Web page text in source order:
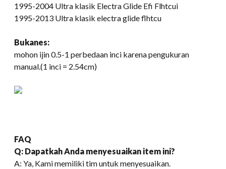
1995-2004 Ultra klasik Electra Glide Efi Flhtcui
1995-2013 Ultra klasik electra glide flhtcu
Bukanes:
mohon ijin 0.5-1 perbedaan inci karena pengukuran
manual.(1 inci = 2.54cm)
FAQ
Q: Dapatkah Anda menyesuaikan item ini?
A: Ya, Kami memiliki tim untuk menyesuaikan.